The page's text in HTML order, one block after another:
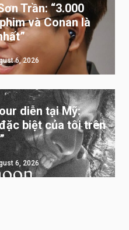
Trần: “3.000
và Conan là
6, 2026
diễn tại Mỹ:
biệt của tôi trên
6, 2026